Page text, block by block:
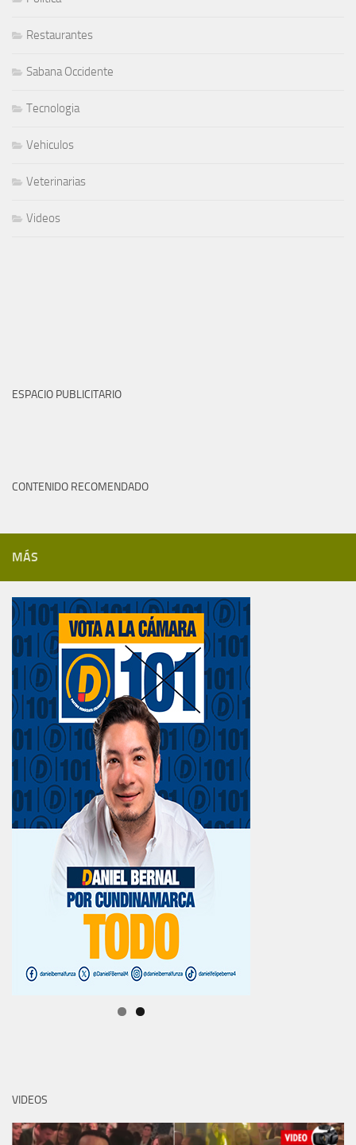
Restaurantes
Sabana Occidente
Tecnologia
Vehiculos
Veterinarias
Videos
ESPACIO PUBLICITARIO
CONTENIDO RECOMENDADO
MÁS
VIDEOS